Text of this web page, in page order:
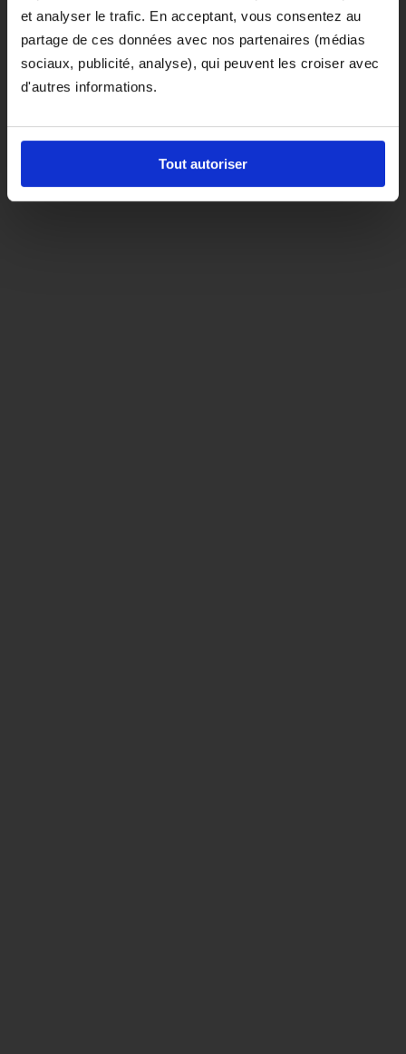
et analyser le trafic. En acceptant, vous consentez au
partage de ces données avec nos partenaires (médias
sociaux, publicité, analyse), qui peuvent les croiser avec
d'autres informations.
Tout autoriser
D'ici là, si vous souhaitez le coloris noir,
orientez-vous vers la matière "indispensable"